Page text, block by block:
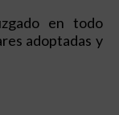
en todo
adoptadas y